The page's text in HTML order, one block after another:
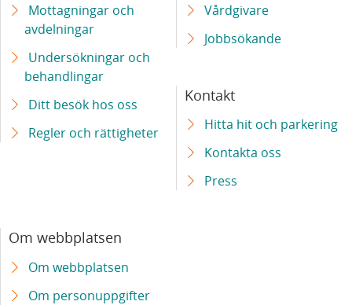
Mottagningar och
avdelningar
Undersökningar och
behandlingar
Ditt besök hos oss
Regler och rättigheter
Vårdgivare
Jobbsökande
Kontakt
Hitta hit och parkering
Kontakta oss
Press
Om webbplatsen
Om webbplatsen
Om personuppgifter